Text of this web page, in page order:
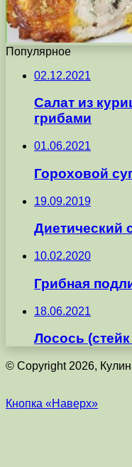
Популярное
02.12.2021
Салат из
грибами
01.06.2021
Гороховой
19.09.2019
Диетический
10.02.2020
Грибная
18.06.2021
Лосось
© Copyright 2026,
Кнопка «Наверх»